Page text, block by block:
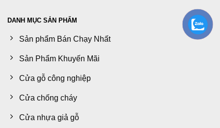
DANH MỤC SẢN PHẨM
Sản phẩm Bán Chạy Nhất
Sản Phẩm Khuyến Mãi
Cửa gỗ công nghiệp
Cửa chống cháy
Cửa nhựa giả gỗ